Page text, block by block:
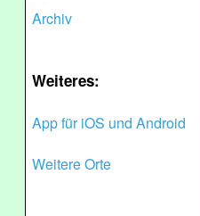
Archiv
Weiteres:
App für iOS und Android
Weitere Orte